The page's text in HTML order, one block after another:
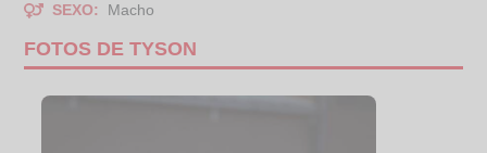
SEXO:
Macho
FOTOS DE TYSON